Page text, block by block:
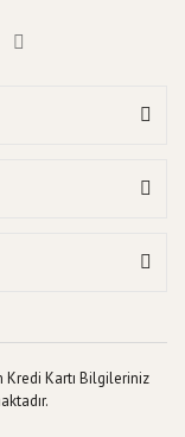
Kartı Bilgileriniz